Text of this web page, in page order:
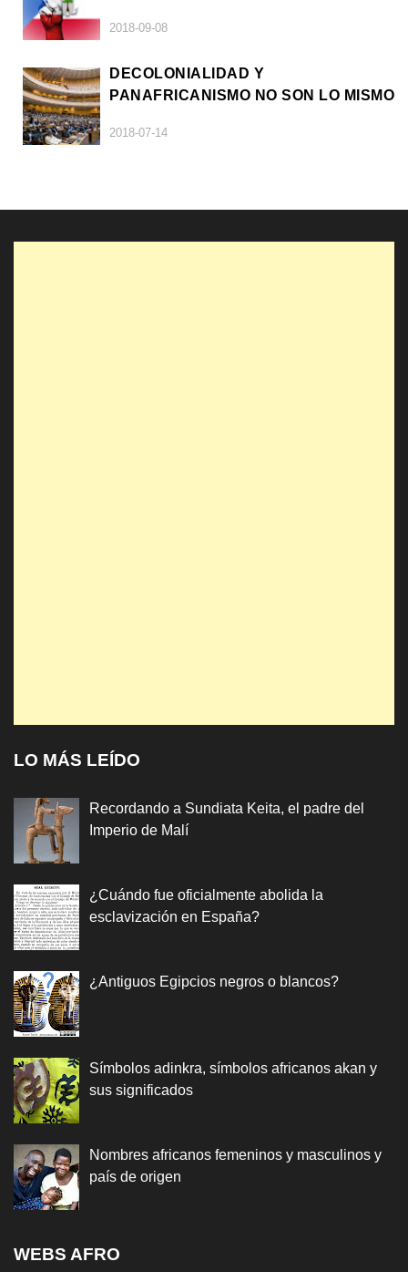
2018-09-08
DECOLONIALIDAD Y
PANAFRICANISMO NO SON LO MISMO
2018-07-14
LO MÁS LEÍDO
Recordando a Sundiata Keita, el padre del
Imperio de Malí
¿Cuándo fue oficialmente abolida la
esclavización en España?
¿Antiguos Egipcios negros o blancos?
Símbolos adinkra, símbolos africanos akan y
sus significados
Nombres africanos femeninos y masculinos y
país de origen
WEBS AFRO